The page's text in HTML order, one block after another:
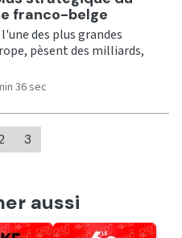
franco-belge
des plus grandes
pèsent des milliards,
36 sec
3
aussi